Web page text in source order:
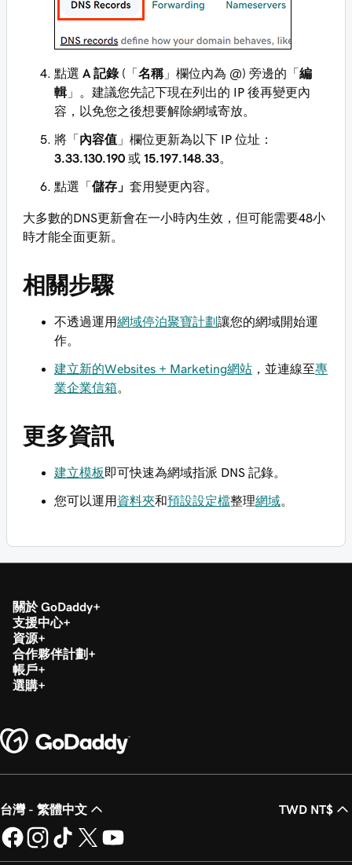
點選 A 記錄(「 名稱 」欄位內為 @) 旁邊的「 編
輯 」。建議您先記下現在列出的 IP 後再變更內
容，以免您之後想要解除網域寄放。
將「 內容值 」欄位更新為以下 IP 位址：
3.33.130.190 或 15.197.148.33
點選「 儲存」 套用變更內容。
大多數的DNS更新會在一小時內生效，但可能需要48小
時才能全面更新。
相關步驟
不透過運用網域停泊聚寶計劃讓您的網域開始運
作。
建立新的Websites + Marketing網站 ，並連線至專
業企業信箱
更多資訊
建立模板 即可快速為網域指派 DNS 記錄。
您可以運用 資料夾和預設設定檔整理網域
關於 GoDaddy
支援中心
資源
合作夥伴計劃
帳戶
選購
台灣 - 繁體中文 TWD NT$